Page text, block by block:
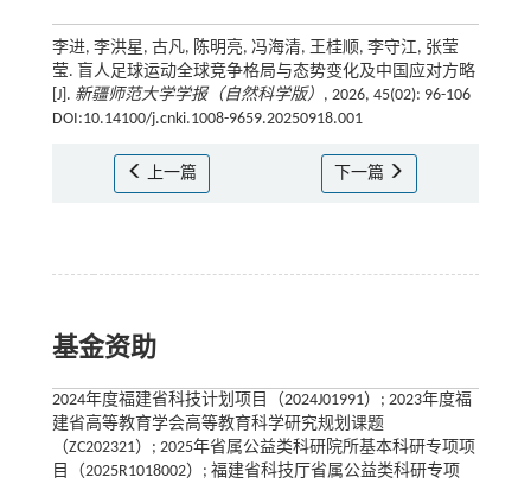
李进, 李洪星, 古凡, 陈明亮, 冯海清, 王桂顺, 李守江, 张莹
莹. 盲人足球运动全球竞争格局与态势变化及中国应对方略
[J]. 新疆师范大学学报（自然科学版） , 2026, 45(02): 96-106
DOI:10.14100/j.cnki.1008-9659.20250918.001
上一篇 下一篇
基金资助
2024年度福建省科技计划项目（2024J01991）; 2023年度福
建省高等教育学会高等教育科学研究规划课题
（ZC202321）; 2025年省属公益类科研院所基本科研专项项
目（2025R1018002）; 福建省科技厅省属公益类科研专项